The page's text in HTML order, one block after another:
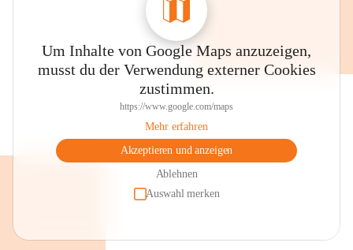
Um Inhalte von Google Maps anzuzeigen,
musst du der Verwendung externer Cookies
zustimmen.
https://www.google.com/maps
Mehr erfahren
Akzeptieren und anzeigen
Ablehnen
Auswahl merken